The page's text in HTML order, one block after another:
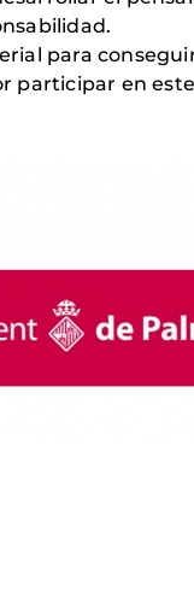
para
participar en